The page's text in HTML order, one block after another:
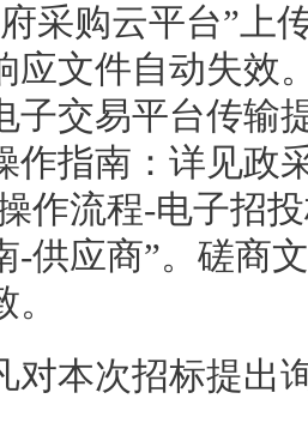
采购云平台”上
应文件自动失效
子交易平台传输
作指南：详见政
作流程-电子招
-供应商”。磋商
对本次招标提出